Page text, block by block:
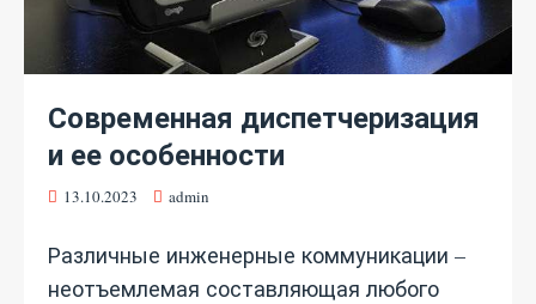
Современная диспетчеризация
и ее особенности
13.10.2023 admin
Различные инженерные коммуникации –
неотъемлемая составляющая любого